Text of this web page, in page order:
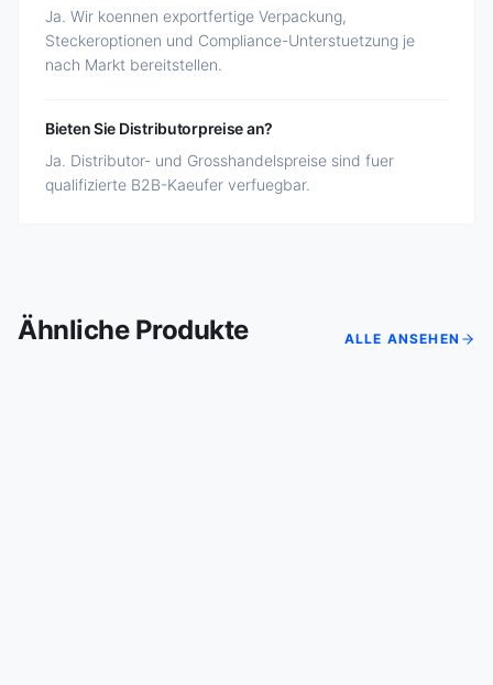
Ja. Wir koennen exportfertige Verpackung,
Steckeroptionen und Compliance-Unterstuetzung je
nach Markt bereitstellen.
Bieten Sie Distributorpreise an?
Ja. Distributor- und Grosshandelspreise sind fuer
qualifizierte B2B-Kaeufer verfuegbar.
Ähnliche Produkte ALLE ANSEHEN